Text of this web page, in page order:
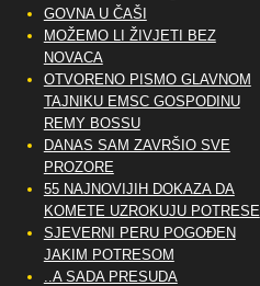
GOVNA U ČAŠI
MOŽEMO LI ŽIVJETI BEZ
NOVACA
OTVORENO PISMO GLAVNOM
TAJNIKU EMSC GOSPODINU
REMY BOSSU
DANAS SAM ZAVRŠIO SVE
PROZORE
55 NAJNOVIJIH DOKAZA DA
KOMETE UZROKUJU POTRESE
SJEVERNI PERU POGOĐEN
JAKIM POTRESOM
..A SADA PRESUDA